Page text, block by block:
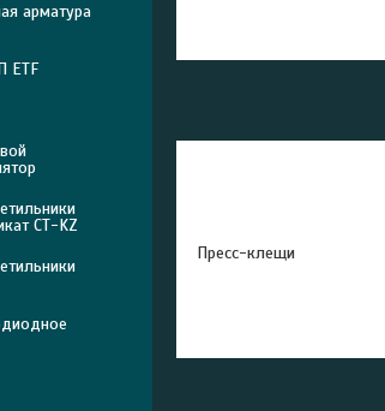
Пресс-клещи
арматура
ETF
СТ-KZ